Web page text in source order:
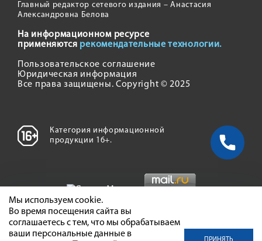
Главный редактор сетевого издания – Анастасия
Александровна Белова
На информационном ресурсе
применяются рекомендательные технологии.
Пользовательское соглашение
Юридическая информация
Все права защищены. Copyright © 2025
Категория информационной
продукции 16+.
Мы используем cookie.
Во время посещения сайта вы
соглашаетесь с тем, что мы обрабатываем
ваши персональные данные в